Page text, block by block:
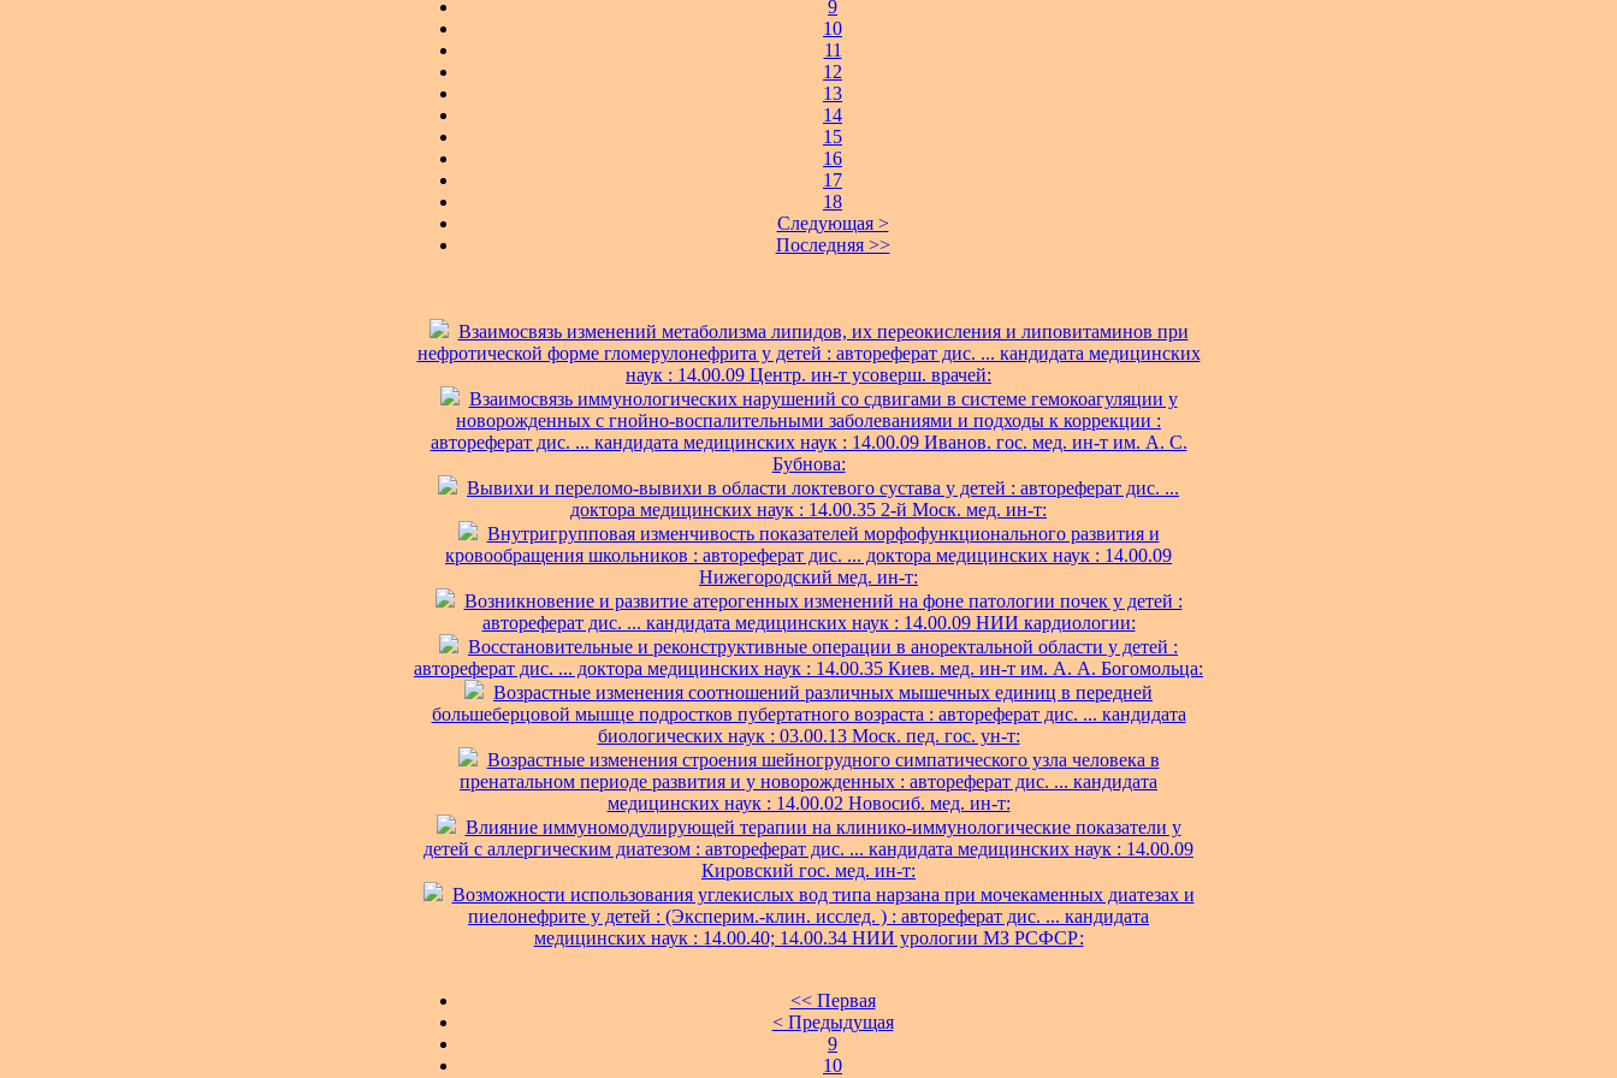
9
10
11
12
13
14
15
16
17
18
Следующая >
Последняя >>
Взаимосвязь изменений метаболизма липидов, их переокисления и липовитаминов при
нефротической форме гломерулонефрита у детей : автореферат дис. ... кандидата медицинских
наук : 14.00.09 Центр. ин-т усоверш. врачей:
Взаимосвязь иммунологических нарушений со сдвигами в системе гемокоагуляции у
новорожденных с гнойно-воспалительными заболеваниями и подходы к коррекции :
автореферат дис. ... кандидата медицинских наук : 14.00.09 Иванов. гос. мед. ин-т им. А. С.
Бубнова:
Вывихи и переломо-вывихи в области локтевого сустава у детей : автореферат дис. ...
доктора медицинских наук : 14.00.35 2-й Моск. мед. ин-т:
Внутригрупповая изменчивость показателей морфофункционального развития и
кровообращения школьников : автореферат дис. ... доктора медицинских наук : 14.00.09
Нижегородский мед. ин-т:
Возникновение и развитие атерогенных изменений на фоне патологии почек у детей :
автореферат дис. ... кандидата медицинских наук : 14.00.09 НИИ кардиологии:
Восстановительные и реконструктивные операции в аноректальной области у детей :
автореферат дис. ... доктора медицинских наук : 14.00.35 Киев. мед. ин-т им. А. А. Богомольца:
Возрастные изменения соотношений различных мышечных единиц в передней
большеберцовой мышце подростков пубертатного возраста : автореферат дис. ... кандидата
биологических наук : 03.00.13 Моск. пед. гос. ун-т:
Возрастные изменения строения шейногрудного симпатического узла человека в
пренатальном периоде развития и у новорожденных : автореферат дис. ... кандидата
медицинских наук : 14.00.02 Новосиб. мед. ин-т:
Влияние иммуномодулирующей терапии на клинико-иммунологические показатели у
детей с аллергическим диатезом : автореферат дис. ... кандидата медицинских наук : 14.00.09
Кировский гос. мед. ин-т:
Возможности использования углекислых вод типа нарзана при мочекаменных диатезах и
пиелонефрите у детей : (Эксперим.-клин. исслед. ) : автореферат дис. ... кандидата
медицинских наук : 14.00.40; 14.00.34 НИИ урологии МЗ РСФСР:
<< Первая
< Предыдущая
9
10